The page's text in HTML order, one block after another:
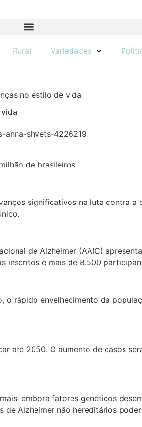
Rural Variedades
no estilo de vida
de brasileiros.
significativos na luta contra a
de Alzheimer (AAIC)
inscritos e mais de 8.500
rápido envelhecimento da
até 2050. O aumento de casos
embora fatores genéticos
de Alzheimer não hereditários